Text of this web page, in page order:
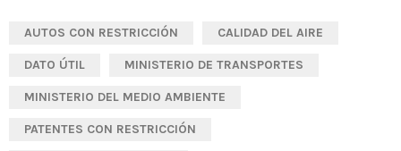
AUTOS CON RESTRICCIÓN CALIDAD DEL AIRE
DATO ÚTIL MINISTERIO DE TRANSPORTES
MINISTERIO DEL MEDIO AMBIENTE
PATENTES CON RESTRICCIÓN